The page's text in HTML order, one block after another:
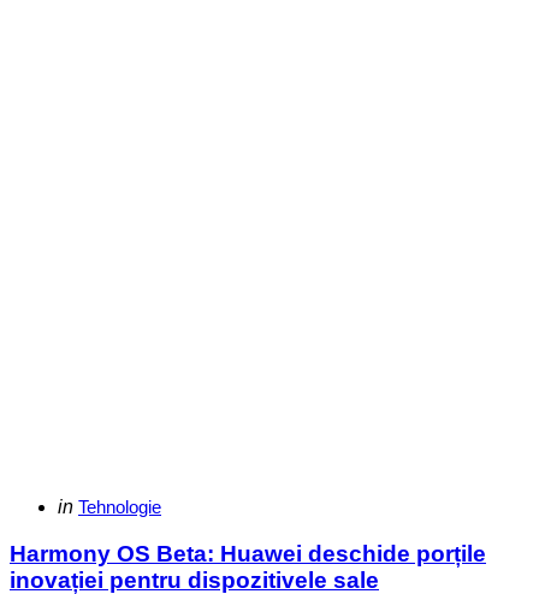
Categories
Posted
in Tehnologie
Harmony OS Beta: Huawei deschide porțile
inovației pentru dispozitivele sale